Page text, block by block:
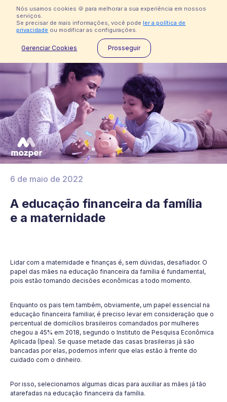
Ajuda
Imprensa
Indisponível no Brasil
⛔ ️ Desculpe, a Mozper não está disponível no Brasil
6 de maio de 2022
A educação financeira da família
e a maternidade
Lidar com a maternidade e finanças é, sem dúvidas, desafiador. O
papel das mães na educação financeira da família é fundamental,
pois estão tomando decisões econômicas a todo momento.
Enquanto os pais tem também, obviamente, um papel essencial na
educação financeira familiar, é preciso levar em consideração que o
percentual de domicílios brasileiros comandados por mulheres
chegou a 45% em 2018, segundo o Instituto de Pesquisa Econômica
Aplicada (Ipea). Se quase metade das casas brasileiras já são
bancadas por elas, podemos inferir que elas estão à frente do
cuidado com o dinheiro.
Por isso, selecionamos algumas dicas para auxiliar as mães já tão
atarefadas na educação financeira da família.
Nós usamos cookies 🍪 para melhorar a sua experiência em nossos
serviços.
Se precisar de mais informações, você pode ler a política de
privacidade ou modificar as configurações.
Gerenciar Cookies Prosseguir